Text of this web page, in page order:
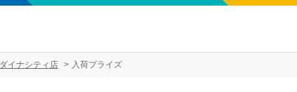
イナシティ店 入荷プライズ